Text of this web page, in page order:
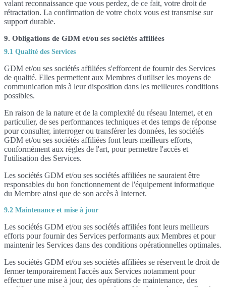
valant reconnaissance que vous perdez, de ce fait, votre droit de
rétractation. La confirmation de votre choix vous est transmise sur
support durable.
9. Obligations de GDM et/ou ses sociétés affiliées
9.1 Qualité des Services
GDM et/ou ses sociétés affiliées s'efforcent de fournir des Services
de qualité. Elles permettent aux Membres d'utiliser les moyens de
communication mis à leur disposition dans les meilleures conditions
possibles.
En raison de la nature et de la complexité du réseau Internet, et en
particulier, de ses performances techniques et des temps de réponse
pour consulter, interroger ou transférer les données, les sociétés
GDM et/ou ses sociétés affiliées font leurs meilleurs efforts,
conformément aux règles de l'art, pour permettre l'accès et
l'utilisation des Services.
Les sociétés GDM et/ou ses sociétés affiliées ne sauraient être
responsables du bon fonctionnement de l'équipement informatique
du Membre ainsi que de son accès à Internet.
9.2 Maintenance et mise à jour
Les sociétés GDM et/ou ses sociétés affiliées font leurs meilleurs
efforts pour fournir des Services performants aux Membres et pour
maintenir les Services dans des conditions opérationnelles optimales.
Les sociétés GDM et/ou ses sociétés affiliées se réservent le droit de
fermer temporairement l'accès aux Services notamment pour
effectuer une mise à jour, des opérations de maintenance, des